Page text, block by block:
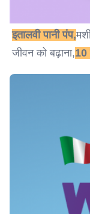
इतालवी पानी पंप,
जीवन को बढ़ाना,10